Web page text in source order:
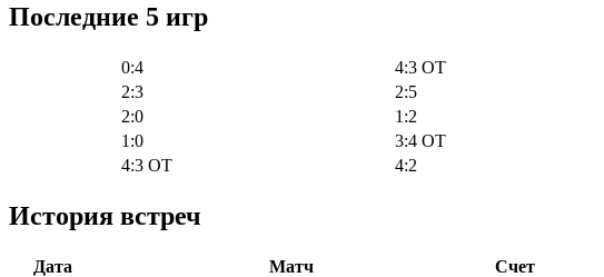
Последние 5 игр
0:4
4:3 OT
2:3
2:5
2:0
1:2
1:0
3:4 OT
4:3 OT
4:2
История встреч
Дата Матч
Счет